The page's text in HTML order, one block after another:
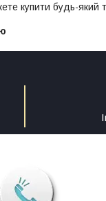
купити будь-